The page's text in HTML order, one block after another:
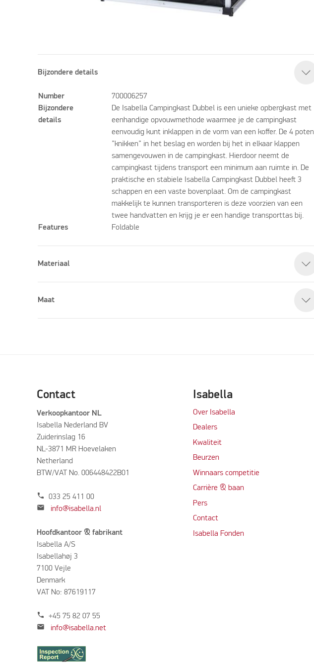
Bijzondere details
Number
700006257
Bijzondere
details
De Isabella Campingkast Dubbel is een unieke opbergkast met
eenhandige opvouwmethode waarmee je de campingkast
eenvoudig kunt inklappen in de vorm van een koffer. De 4 poten
”knikken” in het beslag en worden bij het in elkaar klappen
samengevouwen in de campingkast. Hierdoor neemt de
campingkast tijdens transport een minimum aan ruimte in. De
praktische en stabiele Isabella Campingkast Dubbel heeft 3
schappen en een vaste bovenplaat. Om de campingkast
makkelijk te kunnen transporteren is deze voorzien van een
twee handvatten en krijg je er een handige transporttas bij.
Features
Foldable
Materiaal
Maat
Contact
Verkoopkantoor NL
Isabella Nederland BV
Zuiderinslag 16
NL-3871 MR Hoevelaken
Netherland
BTW/VAT No. 006448422B01
phone 033 25 411 00
mail info@isabella.nl
Hoofdkantoor & fabrikant
Isabella A/S
Isabellahøj 3
7100 Vejle
Denmark
VAT No: 87619117
phone +45 75 82 07 55
mail info@isabella.net
Isabella
Over Isabella
Dealers
Kwaliteit
Beurzen
Winnaars competitie
Carrière & baan
Pers
Contact
Isabella Fonden